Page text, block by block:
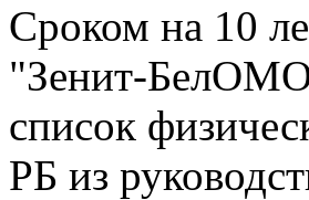
Сроком на 10
"Зенит-
список
РБ из